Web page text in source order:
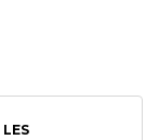
LES